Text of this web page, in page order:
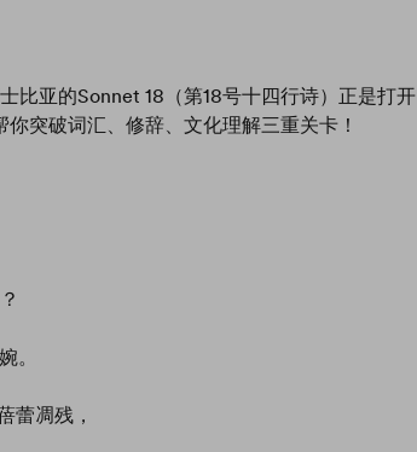
亚的Sonnet 18（第18号十四行诗）正是打开
突破词汇、修辞、文化理解三重关卡！
。
蕾凋残，